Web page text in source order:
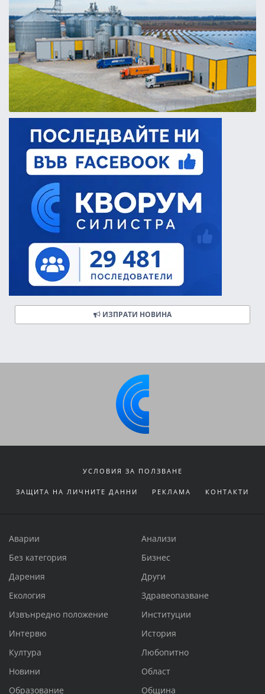
ИЗПРАТИ НОВИНА
УСЛОВИЯ ЗА ПОЛЗВАНЕ
ЗАЩИТА НА ЛИЧНИТЕ ДАННИ РЕКЛАМА КОНТАКТИ
Аварии
Анализи
Без категория
Бизнес
Дарения
Други
Екология
Здравеопазване
Извънредно положение
Институции
Интервю
История
Култура
Любопитно
Новини
Област
Образование
Община